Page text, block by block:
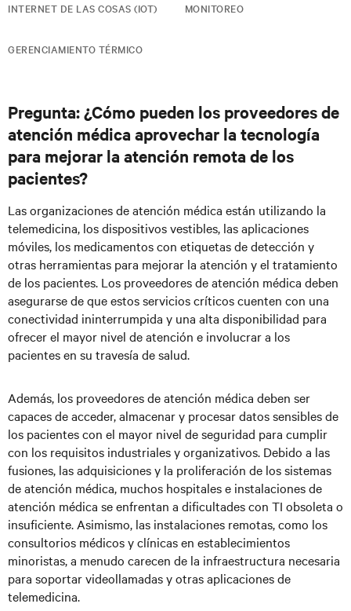
INTERNET DE LAS COSAS (IOT) MONITOREO
GERENCIAMIENTO TÉRMICO
Pregunta: ¿Cómo pueden los proveedores de
atención médica aprovechar la tecnología
para mejorar la atención remota de los
pacientes?
Las organizaciones de atención médica están utilizando la
telemedicina, los dispositivos vestibles, las aplicaciones
móviles, los medicamentos con etiquetas de detección y
otras herramientas para mejorar la atención y el tratamiento
de los pacientes. Los proveedores de atención médica deben
asegurarse de que estos servicios críticos cuenten con una
conectividad ininterrumpida y una alta disponibilidad para
ofrecer el mayor nivel de atención e involucrar a los
pacientes en su travesía de salud.
Además, los proveedores de atención médica deben ser
capaces de acceder, almacenar y procesar datos sensibles de
los pacientes con el mayor nivel de seguridad para cumplir
con los requisitos industriales y organizativos. Debido a las
fusiones, las adquisiciones y la proliferación de los sistemas
de atención médica, muchos hospitales e instalaciones de
atención médica se enfrentan a dificultades con TI obsoleta o
insuficiente. Asimismo, las instalaciones remotas, como los
consultorios médicos y clínicas en establecimientos
minoristas, a menudo carecen de la infraestructura necesaria
para soportar videollamadas y otras aplicaciones de
telemedicina.